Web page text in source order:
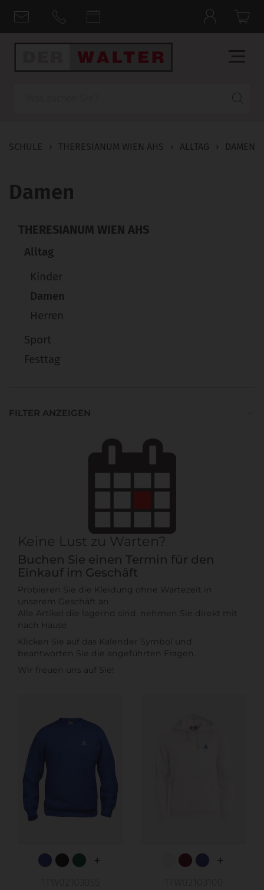
SCHULE › THERESIANUM WIEN AHS › ALLTAG › DAMEN
Damen
THERESIANUM WIEN AHS
Alltag
Kinder
Damen
Herren
Sport
Festtag
FILTER ANZEIGEN
Keine Lust zu Warten?
Buchen Sie einen Termin für den
Einkauf im Geschäft
Probieren Sie die Kleidung ohne Wartezeit in
unserem Geschäft an.
Alle Artikel die lagernd sind, nehmen Sie direkt mit
nach Hause
Klicken Sie auf das Kalender Symbol und
beantworten Sie die angeführten Fragen.
Wir freuen uns auf Sie!
+ +